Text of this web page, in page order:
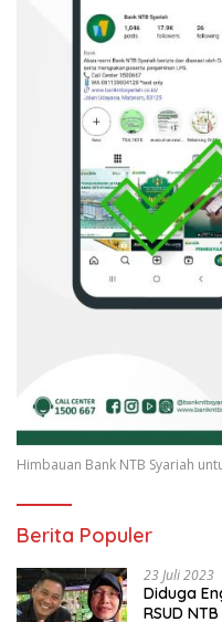
Himbauan Bank NTB Syariah
Berita Populer
23 Juli 2023
Diduga
RSUD